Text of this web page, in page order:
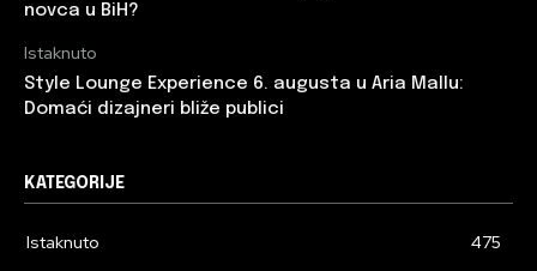
novca u BiH?
Istaknuto
Style Lounge Experience 6. augusta u Aria Mallu:
Domaći dizajneri bliže publici
KATEGORIJE
Istaknuto
475